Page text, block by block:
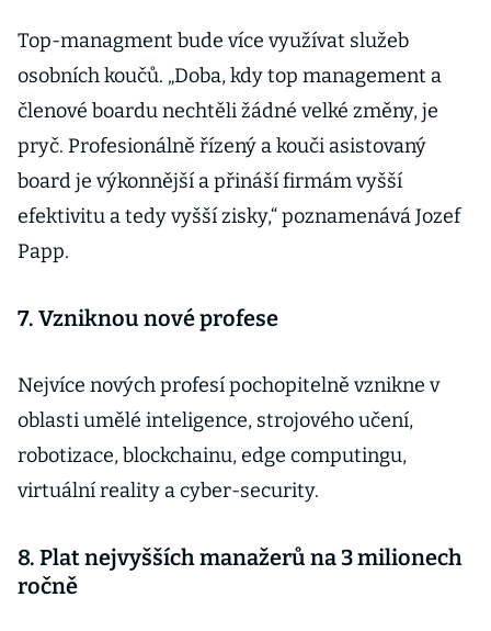
více
Top-managment bude více využívat služeb
osobních koučů. „Doba, kdy top management a
členové boardu nechtěli žádné velké změny, je
pryč. Profesionálně řízený a kouči asistovaný
board je výkonnější a přináší firmám vyšší
efektivitu a tedy vyšší zisky,“ poznamenává Jozef
Papp.
7. Vzniknou nové profese
Nejvíce nových profesí pochopitelně vznikne v
oblasti umělé inteligence, strojového učení,
robotizace, blockchainu, edge computingu,
virtuální reality a cyber-security.
8. Plat nejvyšších manažerů na 3 milionech
ročně